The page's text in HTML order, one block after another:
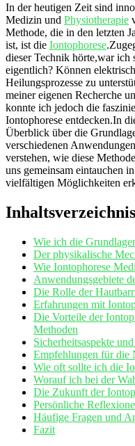
In der heutigen Zeit sind
Medizin und Physiotherapie
Methode,⁣ die in den letzten
ist, ist die Iontophorese
dieser Technik hörte,war ich
eigentlich? Können
Heilungsprozesse zu
meiner eigenen Recherche
konnte ich jedoch die⁣
Iontophorese⁤ entdecken.In
Überblick über​ die
verschiedenen
verstehen, wie diese⁢
uns gemeinsam eintauchen
⁢vielfältigen Möglichkeiten
Inhaltsverzeichnis
Wie ich die
Der ​physikalische
Wie Iontophorese
Anwendungsgebiete
Die⁤ Rolle der
Erfahrungen mit
Die Vorteile der
⁢Methoden
Sicherheitsaspekte
Empfehlungen für die
Wie oft sollte ⁢ich ⁣die
Worauf ich bei der⁣
Die ⁣Zukunft der‌
Persönliche
Häufige​ Fragen und
Fazit